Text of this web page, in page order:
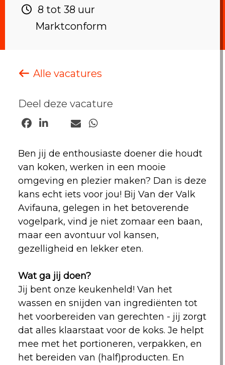
8 tot 38 uur ‎
Marktconform
Alle vacatures
Deel deze vacature
Ben jij de enthousiaste doener die houdt
van koken, werken in een mooie
omgeving en plezier maken? Dan is deze
kans echt iets voor jou! Bij Van der Valk
Avifauna, gelegen in het betoverende
vogelpark, vind je niet zomaar een baan,
maar een avontuur vol kansen,
gezelligheid en lekker eten.
Wat ga jij doen?
Jij bent onze keukenheld! Van het
wassen en snijden van ingrediënten tot
het voorbereiden van gerechten - jij zorgt
dat alles klaarstaat voor de koks. Je helpt
mee met het portioneren, verpakken, en
het bereiden van (half)producten. En